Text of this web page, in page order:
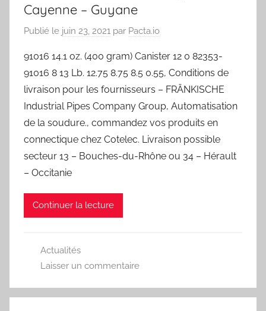
Cayenne – Guyane
Publié le juin 23, 2021 par Pacta.io
91016 14.1 oz. (400 gram) Canister 12 0 82353-
91016 8 13 Lb. 12.75 8.75 8.5 0.55, Conditions de
livraison pour les fournisseurs – FRÄNKISCHE
Industrial Pipes Company Group, Automatisation
de la soudure., commandez vos produits en
connectique chez Cotelec. Livraison possible
secteur 13 – Bouches-du-Rhône ou 34 – Hérault
– Occitanie
Continuer la lecture
Actualités
Laisser un commentaire